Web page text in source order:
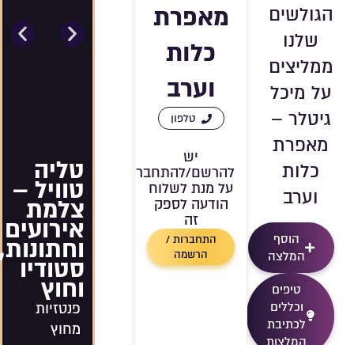
טליה
טוויל –
צלמת
אירועים
סטודיו
וחוץ
פנטזיות
מחוץ
הגולשים
שלנו
ממליצים
על מיכל
גיטלר –
מאפרת
כלות
וערב
הוסף
המלצה
טיפים
וכללים
לכתיבת
מאפרת
כלות
וערב
טלפון
יש
להרשם/להתחבר
על מנת לשלוח
הודעה לספק
זה
התחברות /
הרשמה